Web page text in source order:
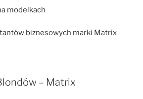
modelkach
biznesowych marki Matrix
– Matrix